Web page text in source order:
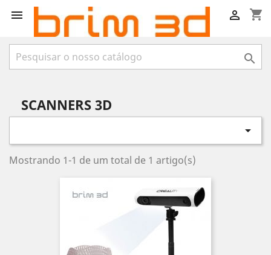
 shopping_cart


SCANNERS 3D

Mostrando 1-1 de um total de 1 artigo(s)